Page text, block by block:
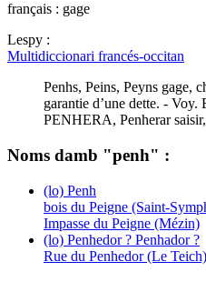
français : gage
Lespy :
Multidiccionari francés-occitan
Penhs, Peins, Peyns gage,
garantie d’une dette. - Voy.
PENHERA, Penherar
Noms damb "penh" :
(lo) Penh
bois du Peigne (Saint-
Impasse du Peigne (Mézin)
(lo) Penhedor ? Penhador ?
Rue du Penhedor (Le Teich)